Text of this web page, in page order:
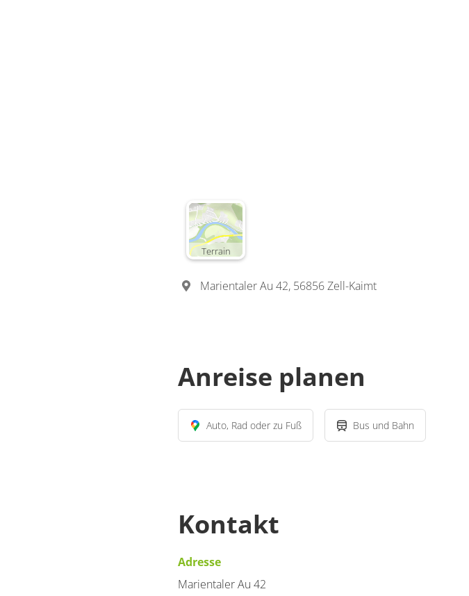
Terrain
Marientaler Au 42, 56856 Zell-Kaimt
Anreise planen
Auto, Rad oder zu Fuß Bus und Bahn
Kontakt
Adresse
Marientaler Au 42